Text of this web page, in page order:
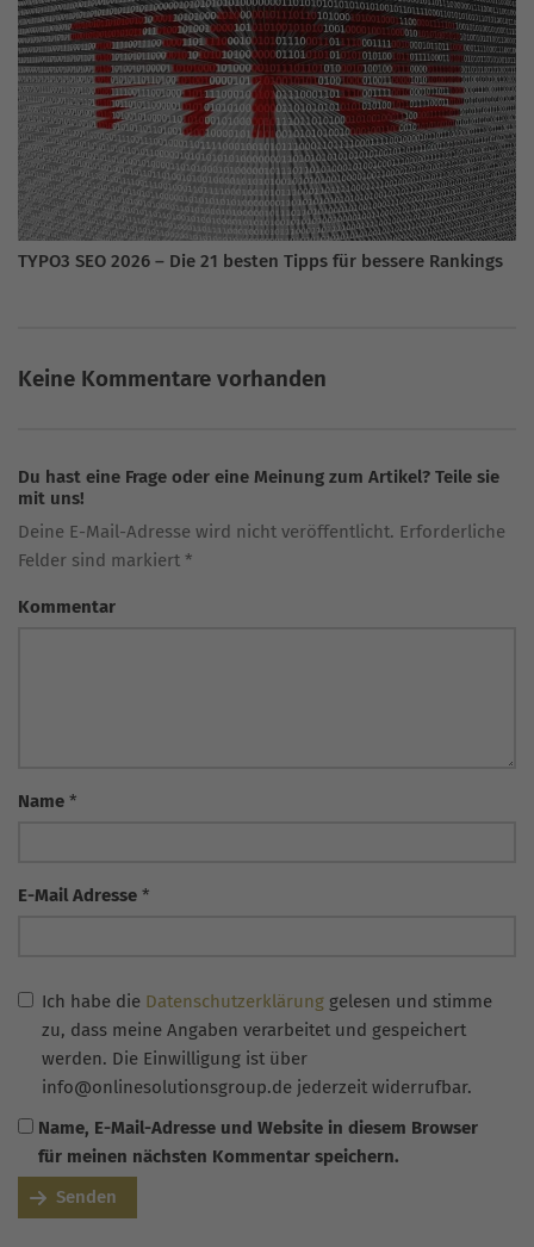
TYPO3 SEO 2026 – Die 21 besten Tipps für bessere Rankings
Keine Kommentare vorhanden
Du hast eine Frage oder eine Meinung zum Artikel? Teile sie
mit uns!
Deine E-Mail-Adresse wird nicht veröffentlicht. Erforderliche
Felder sind markiert *
Kommentar
Name *
E-Mail Adresse *
Ich habe die Datenschutzerklärung gelesen und stimme
zu, dass meine Angaben verarbeitet und gespeichert
werden. Die Einwilligung ist über
info@onlinesolutionsgroup.de jederzeit widerrufbar.
Name, E-Mail-Adresse und Website in diesem Browser
für meinen nächsten Kommentar speichern.
Senden